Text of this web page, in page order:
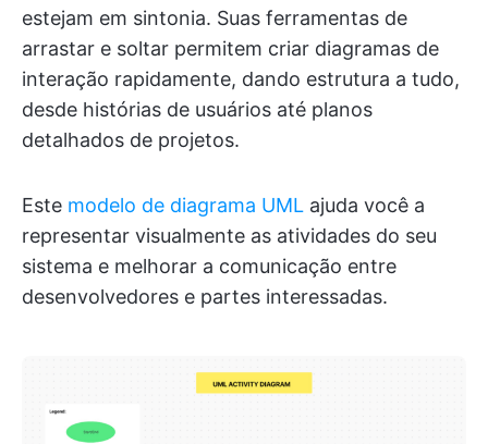
estejam em sintonia. Suas ferramentas de
arrastar e soltar permitem criar diagramas de
interação rapidamente, dando estrutura a tudo,
desde histórias de usuários até planos
detalhados de projetos.
Este modelo de diagrama UML ajuda você a
representar visualmente as atividades do seu
sistema e melhorar a comunicação entre
desenvolvedores e partes interessadas.